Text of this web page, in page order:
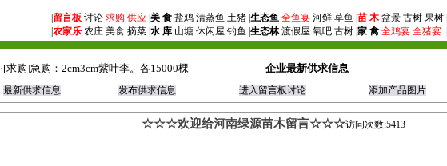
留言板 讨论 求购 供应 美 食 盐鸡 清蒸鱼 土猪 | 生态鱼 全鱼宴 河鲜 草鱼 | 苗 木 盆景 古树 果树 |
农家乐 农庄 美食 摘菜 | 水 库 山塘 休闲屋 钓鱼 | 生态林 渡假屋 氧吧 古树 | 家 禽 全鸡宴 全猪宴
企业最新供求信息
·[求购]急购：2cm3cm紫叶李。各15000棵
最新供求信息 发布供求信息 进入留言板讨论 添加产品图片
☆☆☆欢迎给河南绿源苗木留言☆☆☆访问次数:5413